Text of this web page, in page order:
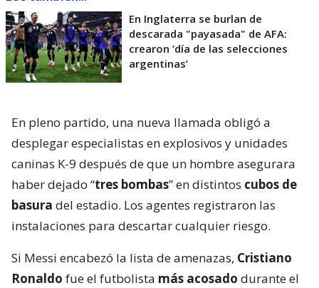
En Inglaterra se burlan de
descarada "payasada" de AFA:
crearon ’día de las selecciones
argentinas’
En pleno partido, una nueva llamada obligó a
desplegar especialistas en explosivos y unidades
caninas K-9 después de que un hombre asegurara
haber dejado “tres bombas” en distintos cubos de
basura del estadio. Los agentes registraron las
instalaciones para descartar cualquier riesgo.
Si Messi encabezó la lista de amenazas, Cristiano
Ronaldo fue el futbolista más acosado durante el